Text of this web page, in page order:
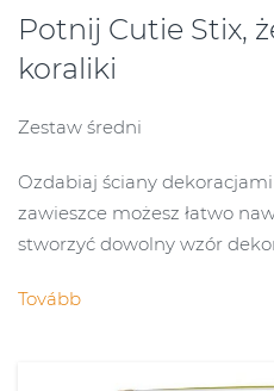
Potnij Cutie Stix,
koraliki
Zestaw średni
Ozdabiaj ściany
zawieszce możesz łatwo
stworzyć dowolny wzór
Tovább